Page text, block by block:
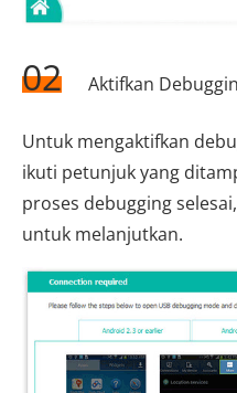
02 Aktifkan
Untuk mengaktifkan
ikuti petunjuk yang
proses debugging
untuk melanjutkan.